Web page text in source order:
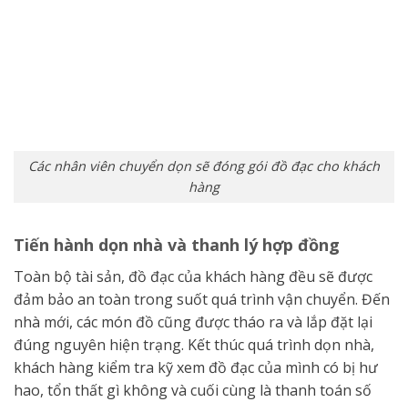
Các nhân viên chuyển dọn sẽ đóng gói đồ đạc cho khách
hàng
Tiến hành dọn nhà và thanh lý hợp đồng
Toàn bộ tài sản, đồ đạc của khách hàng đều sẽ được
đảm bảo an toàn trong suốt quá trình vận chuyển. Đến
nhà mới, các món đồ cũng được tháo ra và lắp đặt lại
đúng nguyên hiện trạng. Kết thúc quá trình dọn nhà,
khách hàng kiểm tra kỹ xem đồ đạc của mình có bị hư
hao, tổn thất gì không và cuối cùng là thanh toán số